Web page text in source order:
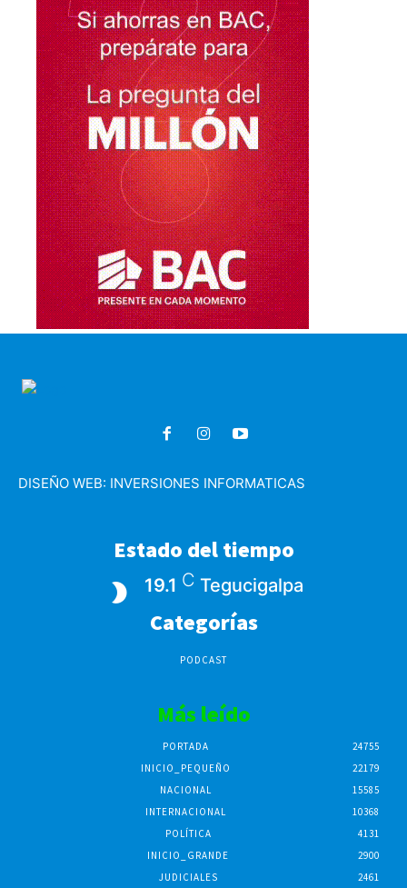
DISEÑO WEB: INVERSIONES INFORMATICAS
Estado del tiempo
19.1 C Tegucigalpa
Categorías
PODCAST
Más leído
PORTADA
24755
INICIO_PEQUEÑO
22179
NACIONAL
15585
INTERNACIONAL
10368
POLÍTICA
4131
INICIO_GRANDE
2900
JUDICIALES
2461